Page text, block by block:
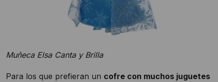
Muñeca Elsa Canta y Brilla
Para los que prefieran un cofre con muchos juguetes